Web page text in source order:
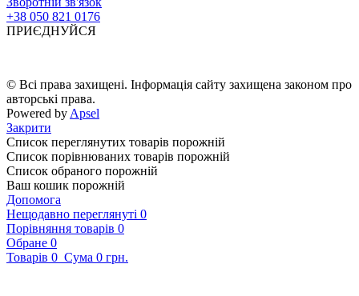
+38 050 821 0176
ПРИЄДНУЙСЯ
© Всі права захищені. Інформація сайту захищена законом про
авторські права.
Powered by Apsel
Закрити
Список переглянутих товарів порожній
Список порівнюваних товарів порожній
Список обраного порожній
Ваш кошик порожній
Допомога
Нещодавно переглянуті 0
Порівняння товарів 0
Обране 0
Товарів 0 Сума 0 грн.